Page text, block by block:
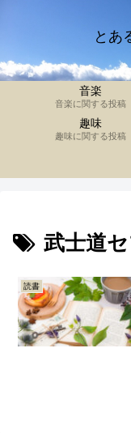
とあ
音楽
音楽に関する投稿
趣味
趣味に関する投稿
武士道
読書